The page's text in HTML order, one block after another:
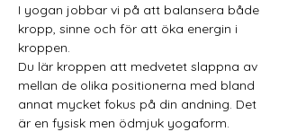
I yogan jobbar vi på att balansera både
kropp, sinne och för att öka energin i
kroppen.
Du lär kroppen att medvetet slappna av
mellan de olika positionerna med bland
annat mycket fokus på din andning. Det
är en fysisk men ödmjuk yogaform.